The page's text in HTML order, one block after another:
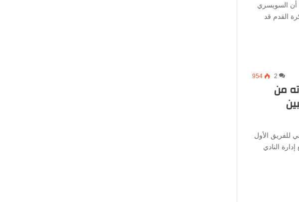
السويسري
القدم قد
2
954
من
للفريق الأول
النادي